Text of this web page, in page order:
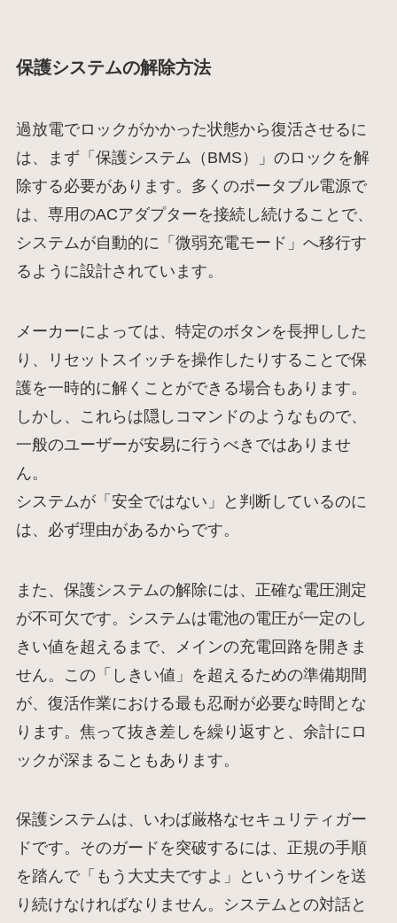
保護システムの解除方法
過放電でロックがかかった状態から復活させるに
は、まず「保護システム（BMS）」のロックを解
除する必要があります。多くのポータブル電源で
は、専用のACアダプターを接続し続けることで、
システムが自動的に「微弱充電モード」へ移行す
るように設計されています。
メーカーによっては、特定のボタンを長押しした
り、リセットスイッチを操作したりすることで保
護を一時的に解くことができる場合もあります。
しかし、これらは隠しコマンドのようなもので、
一般のユーザーが安易に行うべきではありませ
ん。
システムが「安全ではない」と判断しているのに
は、必ず理由があるからです。
また、保護システムの解除には、正確な電圧測定
が不可欠です。システムは電池の電圧が一定のし
きい値を超えるまで、メインの充電回路を開きま
せん。この「しきい値」を超えるための準備期間
が、復活作業における最も忍耐が必要な時間とな
ります。焦って抜き差しを繰り返すと、余計にロ
ックが深まることもあります。
保護システムは、いわば厳格なセキュリティガー
ドです。そのガードを突破するには、正規の手順
を踏んで「もう大丈夫ですよ」というサインを送
り続けなければなりません。システムとの対話と